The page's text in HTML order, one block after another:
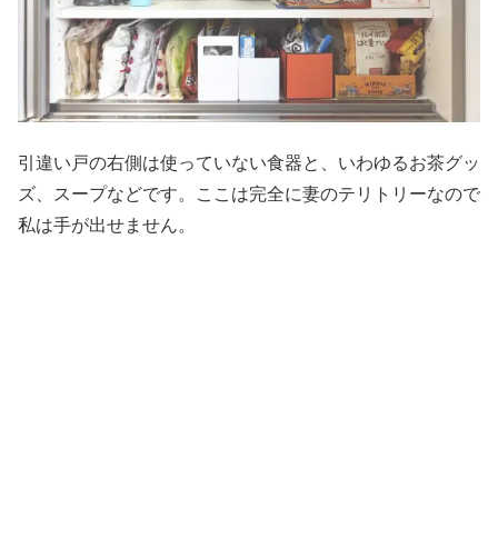
引違い戸の右側は使っていない食器と、いわゆるお茶グッ
ズ、スープなどです。ここは完全に妻のテリトリーなので
私は手が出せません。